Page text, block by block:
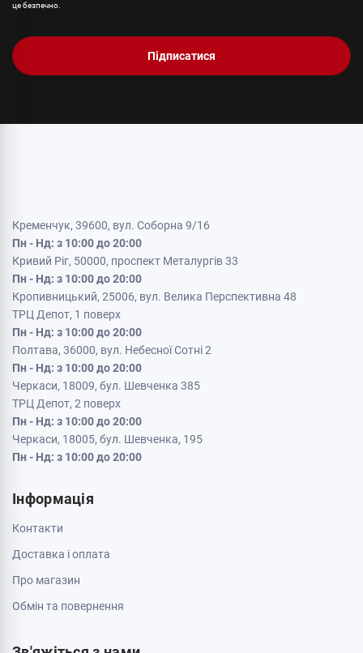
це безпечно.
Підписатися
Кременчук, 39600, вул. Соборна 9/16
Пн - Нд: з 10:00 до 20:00
Кривий Ріг, 50000, проспект Металургів 33
Кропивницький, 25006, вул. Велика Перспективна 48
Полтава, 36000, вул. Небесної Сотні 2
Пн - Нд: з 10:00 до 20:00
ТРЦ Депот, 2 поверх
Черкаси, 18005, бул. Шевченка, 195